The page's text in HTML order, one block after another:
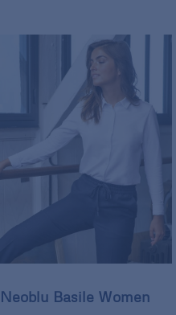
Neoblu Basile Women